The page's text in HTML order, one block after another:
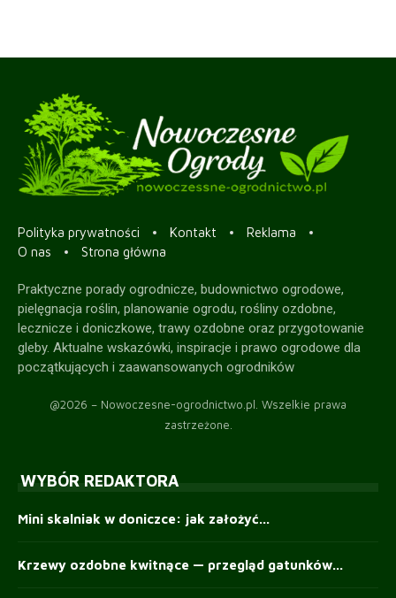
Polityka prywatności Kontakt
Reklama
O nas
Strona główna
Praktyczne porady ogrodnicze, budownictwo ogrodowe,
pielęgnacja roślin, planowanie ogrodu, rośliny ozdobne,
lecznicze i doniczkowe, trawy ozdobne oraz przygotowanie
gleby. Aktualne wskazówki, inspiracje i prawo ogrodowe dla
początkujących i zaawansowanych ogrodników
@2026 – Nowoczesne-ogrodnictwo.pl. Wszelkie prawa
zastrzeżone.
WYBÓR REDAKTORA
Mini skalniak w doniczce: jak założyć...
Krzewy ozdobne kwitnące — przegląd gatunków...